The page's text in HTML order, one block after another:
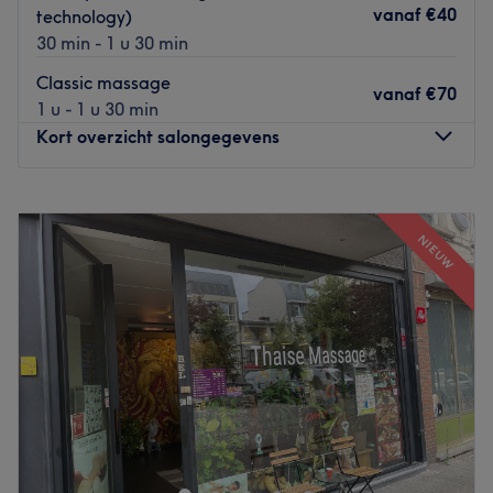
technology)
30 min - 1 u 30 min
vanaf €40
Classic massage
1 u - 1 u 30 min
vanaf €70
Kort overzicht salongegevens
Dinsdag
–19:00
Woensdag
09:00–19:00
Donderdag
09:00–19:00
09:00 –
19:00
Zaterdag
09:00
19:00
Gesloten
Bij Sofiya NailCare BodyCare in Antwerpen kun je terecht
voor allerlei behandelingen. Laat jezelf verwennen en
geniet van diverse behandelingen zoals gel pedicures,
Biab nagels, massages, gezicht behandelingen,
NIEUW